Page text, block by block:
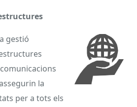
gestió
la
per a tots els